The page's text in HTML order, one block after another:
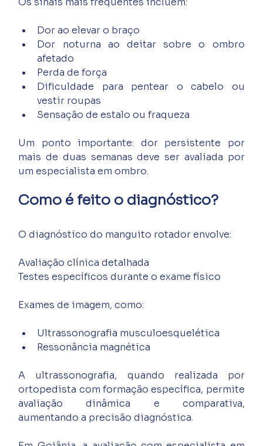
Dor ao elevar o braço
Dor noturna ao deitar sobre o ombro
afetado
Perda de força
Dificuldade para pentear o cabelo ou
vestir roupas
Sensação de estalo ou fraqueza
Um ponto importante: dor persistente por
mais de duas semanas deve ser avaliada por
um especialista em ombro.
Como é feito o diagnóstico?
O diagnóstico do manguito rotador envolve:
Avaliação clínica detalhada
Testes específicos durante o exame físico
Exames de imagem, como:
Ultrassonografia musculoesquelética
Ressonância magnética
A ultrassonografia, quando realizada por
ortopedista com formação específica, permite
avaliação dinâmica e comparativa,
aumentando a precisão diagnóstica.